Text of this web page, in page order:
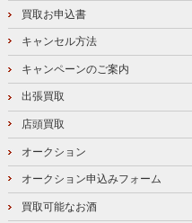
買取お申込書
キャンセル方法
キャンペーンのご案内
出張買取
店頭買取
オークション
オークション申込みフォーム
買取可能なお酒